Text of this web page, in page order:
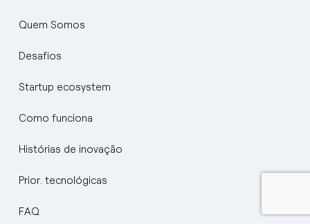
Quem Somos
Desafios
Startup ecosystem
Como funciona
Histórias de inovação
Prior. tecnológicas
FAQ